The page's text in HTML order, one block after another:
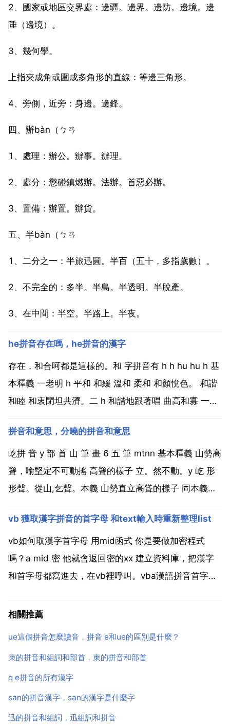
2、國家或地區交界處：邊疆。邊界。邊防。邊境。邊
陲（邊境）。
3、幾何學。
上指夾成角或圍成多角形的直線：等邊三角形。
4、旁側，近旁：身邊。邊鋒。
四、辦bàn（ㄅㄢ
1、處理：辦公。辦事。辦理。
2、處分：懲碰鎮燃辦。法辦。首惡必辦。
3、置備：辦置。辦貨。
五、半bàn（ㄅㄢ
1、二分之一：半旅迅圓。半百（五十，多指歲數）。
2、不完全的：多半。半島。半透明。半脫產。
3、在中間：半空。半路上。半夜。
he拼音存在嗎，he拼音的漢字
存在，和合呵都是這樣的。和 字拼音有 h h hu hu h 基
本釋義 一老明 h 平和 和緩 溫和 柔和 和顏悅色。 和諧
和睦 和衷閉坦共濟。二 h 和諧地跟著唱 曲高和寡 一唱
三 hu 粉狀或粒狀物摻和在一起，或加水攪拌使成較稀
的東西 和藥 藕...
拼音和意思，分曉的拼音和意思
屹拼 音 y 部 首 山 筆 畫 6 五 筆 mtnn 基本釋義 山勢高
聳，喻堅定不可動搖 高聳的樣子 立。然不動。y 屹 形
形聲。從山,乞聲。本義 山勢直立高聳的樣子 同本義。
子。王延壽 魯靈光殿賦 又如 屹仡 挺拔雄勁的樣子 屹峙
聳...
vb 獲取漢字拼音的首字母 和text輸入時重新整理list
vb如何取漢字首字母 用mid函式 你是要做加密程式
嗎？a mid 密 他就會返回密的xx 建立資料庫，把漢字
和首字母都寫進去，在vb裡呼叫。vba漢語拼音首字母
即可 for x to k x and hff if k h and k hf and ...
相關推薦
ue這個拼音怎麼讀音，拼音 e和ue的區別是什麼？
束的拼音和組詞和部首，束的拼音和部首
q e拼音的所有漢字
san的拼音漢字，san的漢字是什麼字
迅的拼音和組詞，迅組詞和拼音